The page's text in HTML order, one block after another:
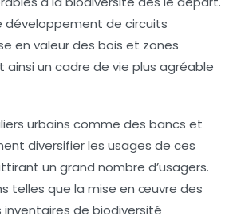
développement de circuits
en valeur des bois et zones
ainsi un cadre de vie plus agréable
urbains comme des bancs et
diversifier les usages de ces
un grand nombre d’usagers.
telles que la mise en œuvre des
de biodiversité